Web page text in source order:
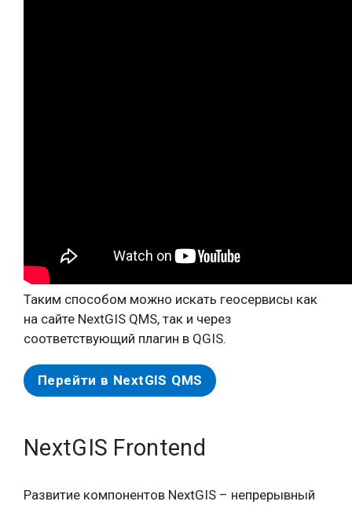
Таким способом можно искать геосервисы как
на сайте NextGIS QMS, так и через
соответствующий плагин в QGIS.
Перейти в NextGIS QMS
NextGIS Frontend
Развитие компонентов NextGIS – непрерывный